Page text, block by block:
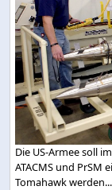
Die US-Armee soll
ATACMS und PrSM
Tomahawk werden...